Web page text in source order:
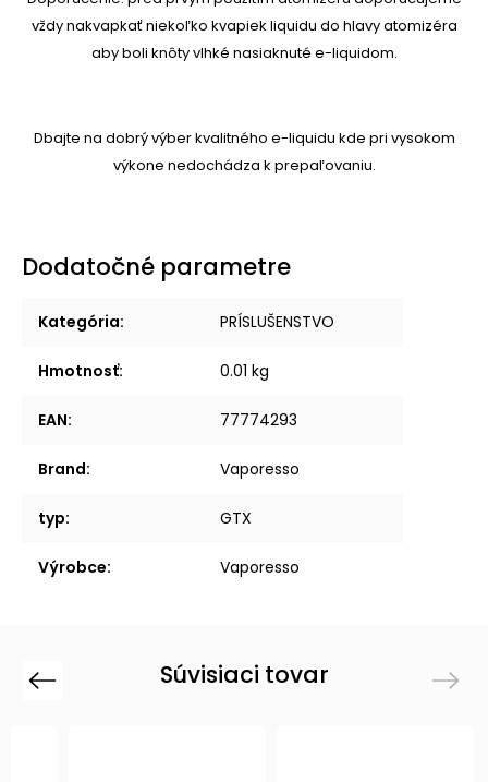
vždy nakvapkať niekoľko kvapiek liquidu do hlavy atomizéra
aby boli knôty vlhké nasiaknuté e-liquidom.
Dbajte na dobrý výber kvalitného e-liquidu kde pri vysokom
výkone nedochádza k prepaľovaniu.
Dodatočné parametre
Kategória: PRÍSLUŠENSTVO
Hmotnosť: 0.01 kg
EAN: 77774293
Brand: Vaporesso
typ: GTX
Výrobce: Vaporesso
Súvisiaci tovar
Previous Next